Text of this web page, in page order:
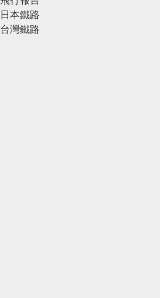
日本鐵路
台灣鐵路